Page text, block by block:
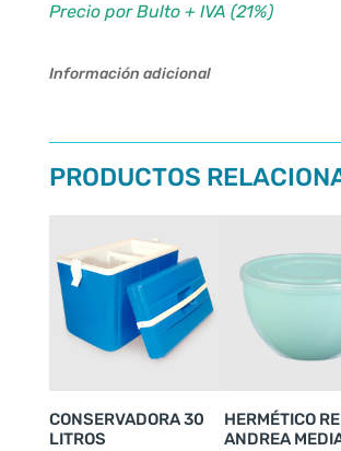
Precio por Bulto + IVA (21%)
Información adicional
PRODUCTOS
CONSERVADORA 30
LITROS
HERMÉTICO
ANDREA